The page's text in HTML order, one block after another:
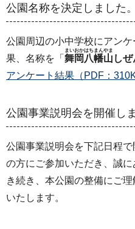
公園名称を決定しました。
公園周辺の小中学校にアン
果、名称を「 舞岡八幡山
まいおかはちまんやま
し
アンケート結果（PDF：
公園事業説明会を開催し
公園事業説明会を下記日程
の方にご参加いただき、誠に
き続き、本公園の整備にご
いたします。